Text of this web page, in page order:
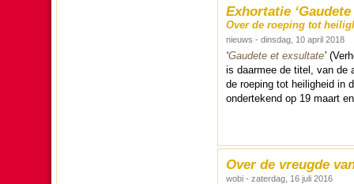
Exhortatie
Over de roeping tot
nieuws - dinsdag, 10 april 2018
‘Gaudete et exsultate’
is daar­mee de titel, van de
de roe­ping tot hei­lig­heid in
ondertekend op 19 maart
Over de vreugde
wobi - zaterdag, 16 juli 2016